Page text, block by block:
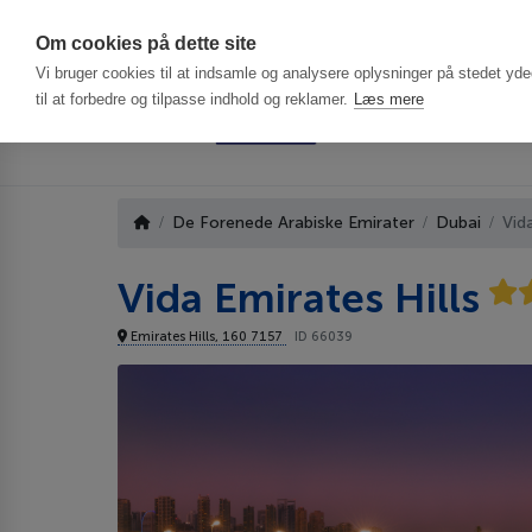
Om cookies på dette site
Vi bruger cookies til at indsamle og analysere oplysninger på stedet
til at forbedre og tilpasse indhold og reklamer. Læs mere
De Forenede Arabiske Emirater Dubai
Vida Emirates Hills
Emirates Hills, 160 7157 ID 66039